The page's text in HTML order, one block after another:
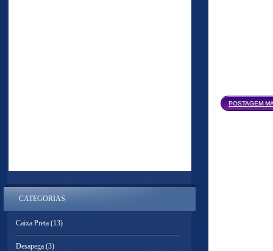
POSTAGEM
CATEGORIAS
Caixa Preta (13)
Desapega (3)